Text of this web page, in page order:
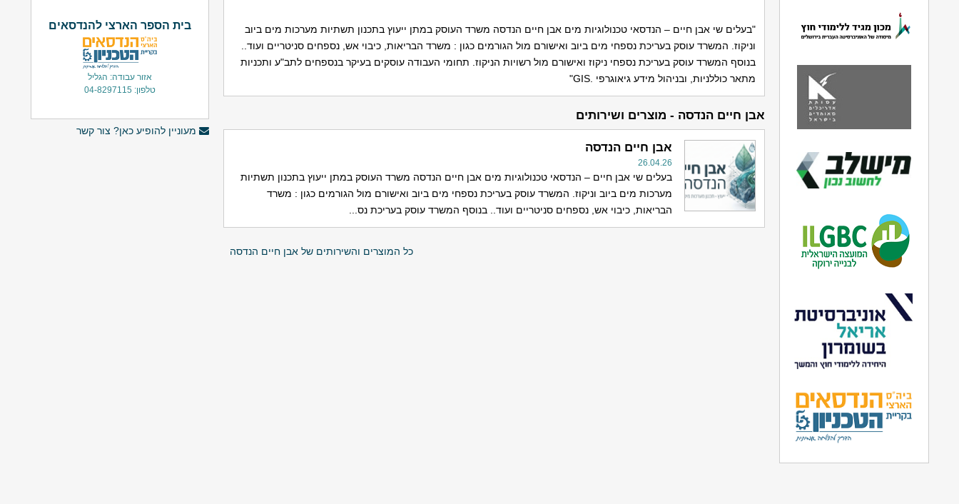
"בעלים שי אבן חיים – הנדסאי טכנולוגיות מים אבן חיים הנדסה משרד העוסק במתן ייעוץ בתכנון תשתיות מערכות מים ביוב
וניקוז. המשרד עוסק בעריכת נספחי מים ביוב ואישורם מול הגורמים כגון : משרד הבריאות, כיבוי אש, נספחים סניטריים ועוד..
בנוסף המשרד עוסק בעריכת נספחי ניקוז ואישורם מול רשויות הניקוז. תחומי העבודה עוסקים בעיקר בנספחים לתב"ע ותכניות
מתאר כוללניות, ובניהול מידע גיאוגרפי .GIS"
אבן חיים הנדסה - מוצרים ושירותים
אבן חיים הנדסה
26.04.26
בעלים שי אבן חיים – הנדסאי טכנולוגיות מים אבן חיים הנדסה משרד העוסק במתן ייעוץ בתכנון תשתיות
מערכות מים ביוב וניקוז. המשרד עוסק בעריכת נספחי מים ביוב ואישורם מול הגורמים כגון : משרד
הבריאות, כיבוי אש, נספחים סניטריים ועוד.. בנוסף המשרד עוסק בעריכת נס...
כל המוצרים והשירותים של אבן חיים הנדסה
בית הספר הארצי להנדסאים
אזור עבודה: הגליל
טלפון: 04-8297115
מעוניין להופיע כאן? צור קשר